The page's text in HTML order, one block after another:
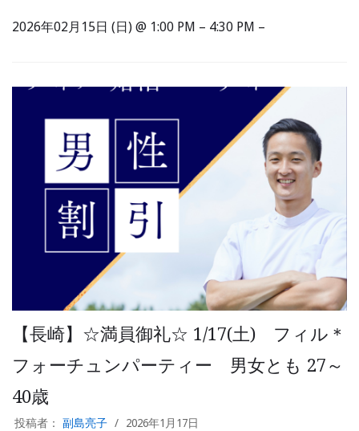
2026年02月15日 (日) @ 1:00 PM – 4:30 PM –
【長崎】☆満員御礼☆ 1/17(土) フィル＊
フォーチュンパーティー 男女とも 27～
40歳
投稿者： 副島亮子 2026年1月17日